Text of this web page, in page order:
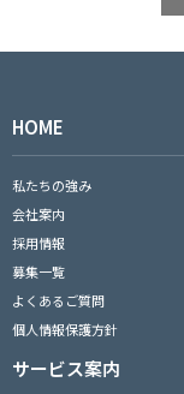
HOME
私たちの強み
会社案内
採用情報
募集一覧
よくあるご質問
個人情報保護方針
サービス案内